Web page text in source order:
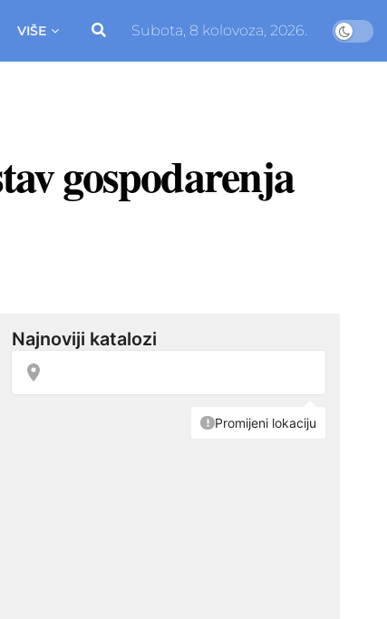
VIŠE Subota, 8 kolovoza, 2026.
gospodarenja